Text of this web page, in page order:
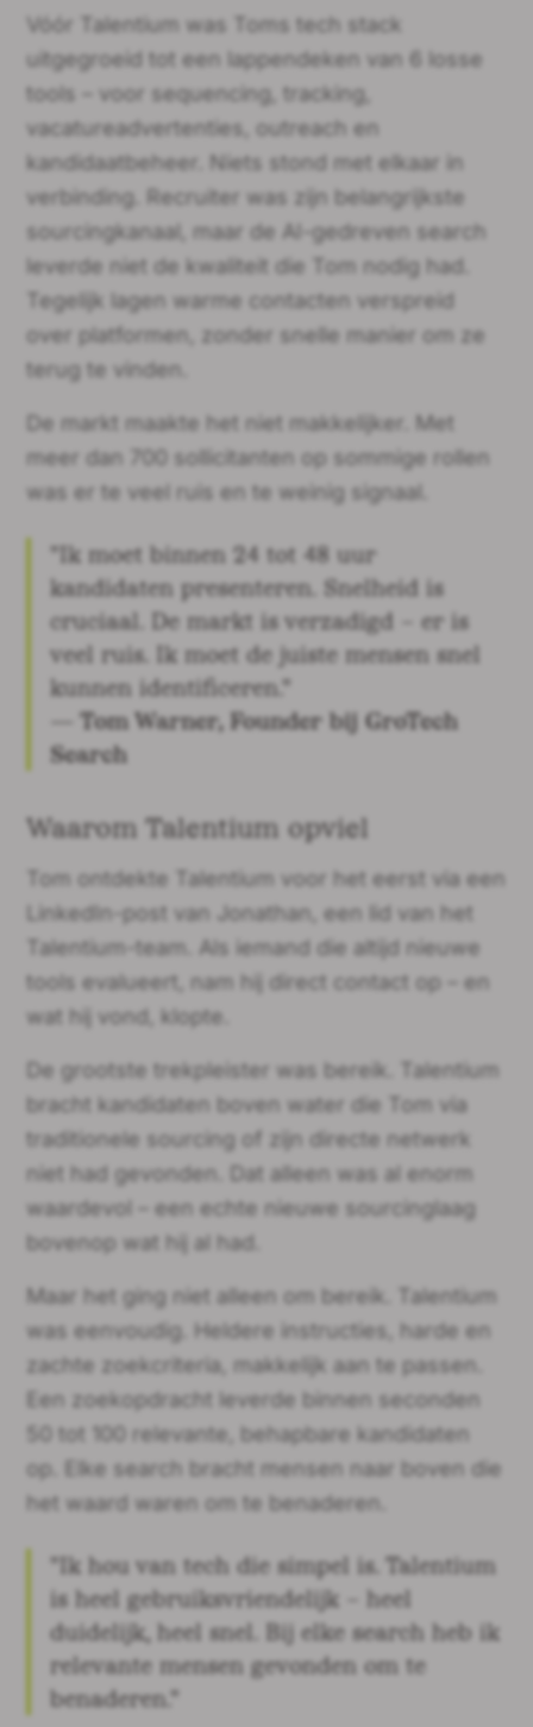
Vóór Talentium was Toms tech stack
uitgegroeid tot een lappendeken van 6 losse
tools – voor sequencing, tracking,
vacatureadvertenties, outreach en
kandidaatbeheer. Niets stond met elkaar in
verbinding. Recruiter was zijn belangrijkste
sourcingkanaal, maar de AI-gedreven search
leverde niet de kwaliteit die Tom nodig had.
Tegelijk lagen warme contacten verspreid
over platformen, zonder snelle manier om ze
terug te vinden.
De markt maakte het niet makkelijker. Met
meer dan 700 sollicitanten op sommige rollen
was er te veel ruis en te weinig signaal.
"Ik moet binnen 24 tot 48 uur
kandidaten presenteren. Snelheid is
cruciaal. De markt is verzadigd – er is
veel ruis. Ik moet de juiste mensen snel
kunnen identificeren."
— Tom Warner, Founder bij GroTech
Search
Waarom Talentium opviel
Tom ontdekte Talentium voor het eerst via een
LinkedIn-post van Jonathan, een lid van het
Talentium-team. Als iemand die altijd nieuwe
tools evalueert, nam hij direct contact op – en
wat hij vond, klopte.
De grootste trekpleister was bereik. Talentium
bracht kandidaten boven water die Tom via
traditionele sourcing of zijn directe netwerk
niet had gevonden. Dat alleen was al enorm
waardevol – een echte nieuwe sourcinglaag
bovenop wat hij al had.
Maar het ging niet alleen om bereik. Talentium
was eenvoudig. Heldere instructies, harde en
zachte zoekcriteria, makkelijk aan te passen.
Een zoekopdracht leverde binnen seconden
50 tot 100 relevante, behapbare kandidaten
op. Elke search bracht mensen naar boven die
het waard waren om te benaderen.
"Ik hou van tech die simpel is. Talentium
is heel gebruiksvriendelijk – heel
duidelijk, heel snel. Bij elke search heb ik
relevante mensen gevonden om te
benaderen."